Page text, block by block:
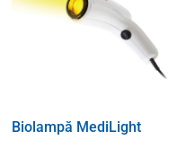
Biolampă MediLight